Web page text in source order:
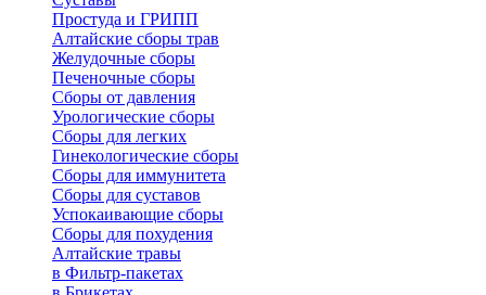
Простуда и ГРИПП
Алтайские сборы трав
Желудочные сборы
Печеночные сборы
Сборы от давления
Урологические сборы
Сборы для легких
Гинекологические сборы
Сборы для иммунитета
Сборы для суставов
Успокаивающие сборы
Сборы для похудения
Алтайские травы
в Фильтр-пакетах